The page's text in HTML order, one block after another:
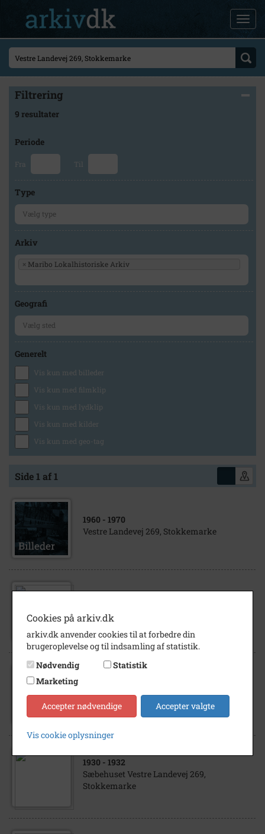
Filtrering
9 resultater
Periode
Fra Til
Type
Arkiv
× Maribo Lokalhistoriske Arkiv
Geografi
Generelt
Vis kun med billeder
Vis kun med filmklip
Vis kun med lydklip
Vis kun med kilder
Vis kun med geo-tag
Side 1 af 1
1960 - 1970
Vestre Landevej 269, Stokkemarke
Vinterkrigen
Tatol Vestre Landevej 269, Stokkemarke
1930 - 1932
Sæbehuset Vestre Landevej 269,
Stokkemarke
Cookies på arkiv.dk
arkiv.dk anvender cookies til at forbedre din
brugeroplevelse og til indsamling af statistik.
Nødvendig
Statistik
Marketing
Accepter nødvendige Accepter valgte
Vis cookie oplysninger